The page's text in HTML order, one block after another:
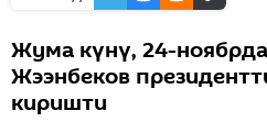
Жума күнү, 24-
Жээнбеков
киришти